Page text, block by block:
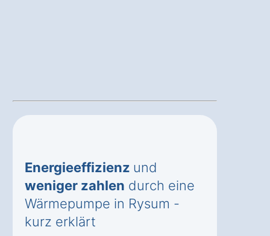
Energieeffizienz und
weniger zahlen durch eine
Wärmepumpe in Rysum -
kurz erklärt